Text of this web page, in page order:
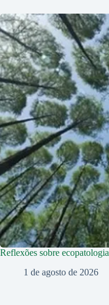
Reflexões sobre ecopatologia
1 de agosto de 2026